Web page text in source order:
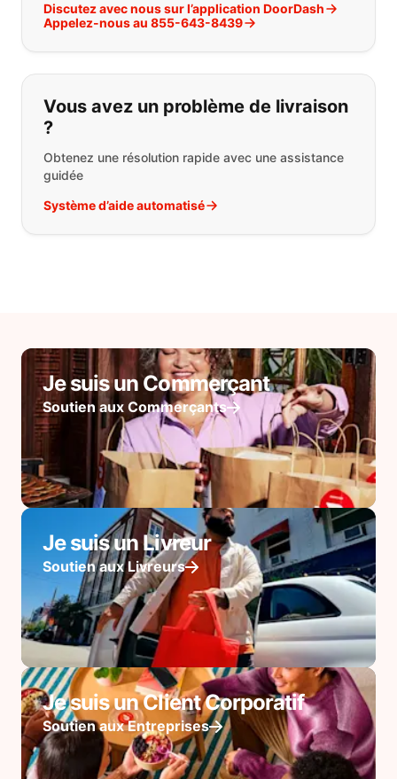
Discutez avec nous sur l’application DoorDash
Appelez-nous au 855-643-8439
Vous avez un problème de livraison
?
Obtenez une résolution rapide avec une assistance
guidée
Système d’aide automatisé
Je suis un Commerçant
Soutien aux Commerçants
Je suis un Livreur
Soutien aux Livreurs
Je suis un Client Corporatif
Soutien aux Entreprises